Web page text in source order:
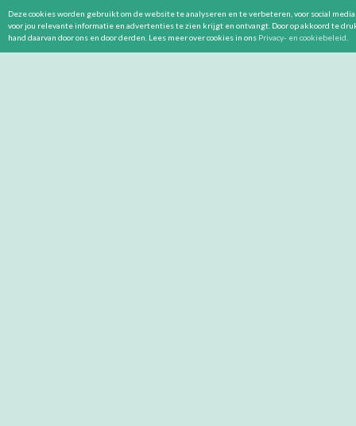
Deze cookies worden gebruikt om de website te analyseren en te verbeteren, voor social
voor jou relevante informatie en advertenties te zien krijgt en ontvangt. Door op akkoord te
hand daarvan door ons en door derden. Lees meer over cookies in ons Privacy- en cookiebeleid